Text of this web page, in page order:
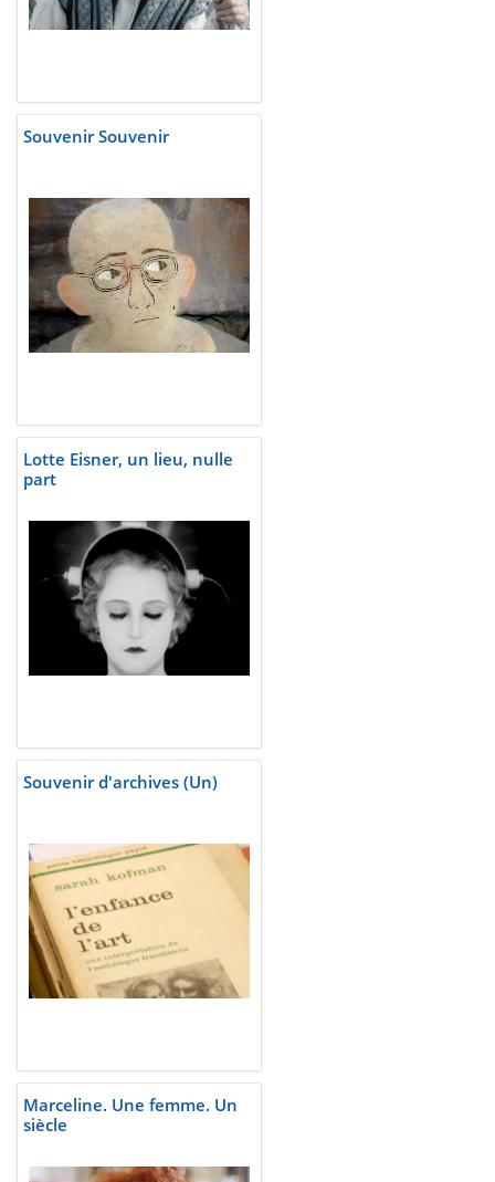
Souvenir Souvenir
Lotte Eisner, un lieu, nulle
part
Souvenir d'archives (Un)
Marceline. Une femme. Un
siècle